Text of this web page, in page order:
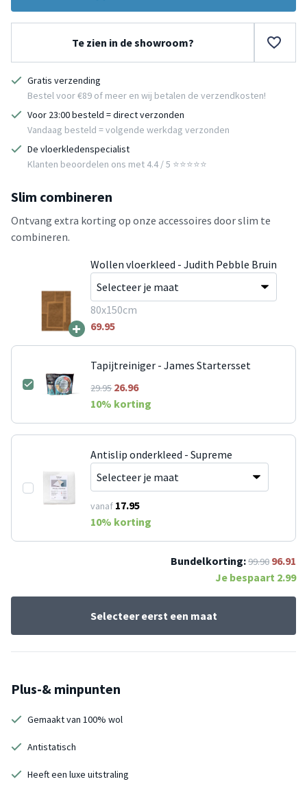
Te zien in de showroom?
Gratis verzending
Bestel voor €89 of meer en wij betalen de verzendkosten!
Voor 23:00 besteld = direct verzonden
Vandaag besteld = volgende werkdag verzonden
De vloerkledenspecialist
Klanten beoordelen ons met 4.4 / 5 ⭐⭐⭐⭐⭐
Slim combineren
Ontvang extra korting op onze accessoires door slim te
combineren.
+
Wollen vloerkleed - Judith Pebble Bruin
80x150cm
69.95
Tapijtreiniger - James Startersset
29.9526.96
10% korting
Antislip onderkleed - Supreme
vanaf 17.95
10% korting
Bundelkorting:99.90 96.91
Je bespaart 2.99
Selecteer eerst een maat
Plus-& minpunten
Gemaakt van 100% wol
Antistatisch
Heeft een luxe uitstraling